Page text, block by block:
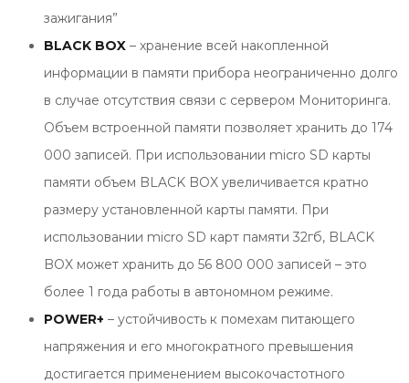
зажигания”
BLACK BOX – хранение всей накопленной
информации в памяти прибора неограниченно долго
в случае отсутствия связи с сервером Мониторинга.
Объем встроенной памяти позволяет хранить до 174
000 записей. При использовании micro SD карты
памяти объем BLACK BOX увеличивается кратно
размеру установленной карты памяти. При
использовании micro SD карт памяти 32гб, BLACK
BOX может хранить до 56 800 000 записей – это
более 1 года работы в автономном режиме.
POWER+ – устойчивость к помехам питающего
напряжения и его многократного превышения
достигается применением высокочастотного